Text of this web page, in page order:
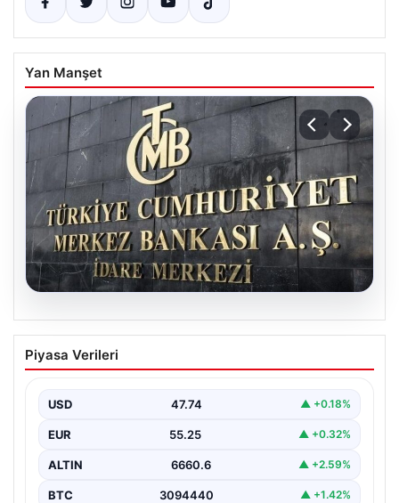
Yan Manşet
Merkez Bankası faiz kararı ne zaman?
Ekonomistlerin nisan ayı faiz beklentisi
Piyasa Verileri
USD 47.74 ▲ +0.18%
EUR 55.25 ▲ +0.32%
ALTIN 6660.6 ▲ +2.59%
BTC 3094440 ▲ +1.42%